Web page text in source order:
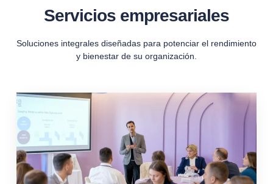
Servicios empresariales
Soluciones integrales diseñadas para potenciar el rendimiento
y bienestar de su organización.